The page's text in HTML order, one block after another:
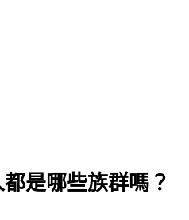
是哪些族群嗎？